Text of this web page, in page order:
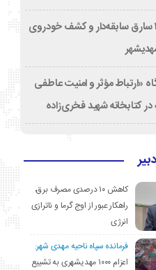
دستگیری ۲ سارق سابقه‌دار و کشف خودروی
«ارتباط مؤثر و امنیت عاطفی
در کتابخانه شهید فخری‌زاده
کاهش ۱۰ درصدی مصرف برق،
راهکار عبور از اوج گرما و ناترازی
انرژی
فرمانده سپاه ناحیه مهدی شهر:
اعزام ۱۰۰۰ مهدیشهری به تشییع